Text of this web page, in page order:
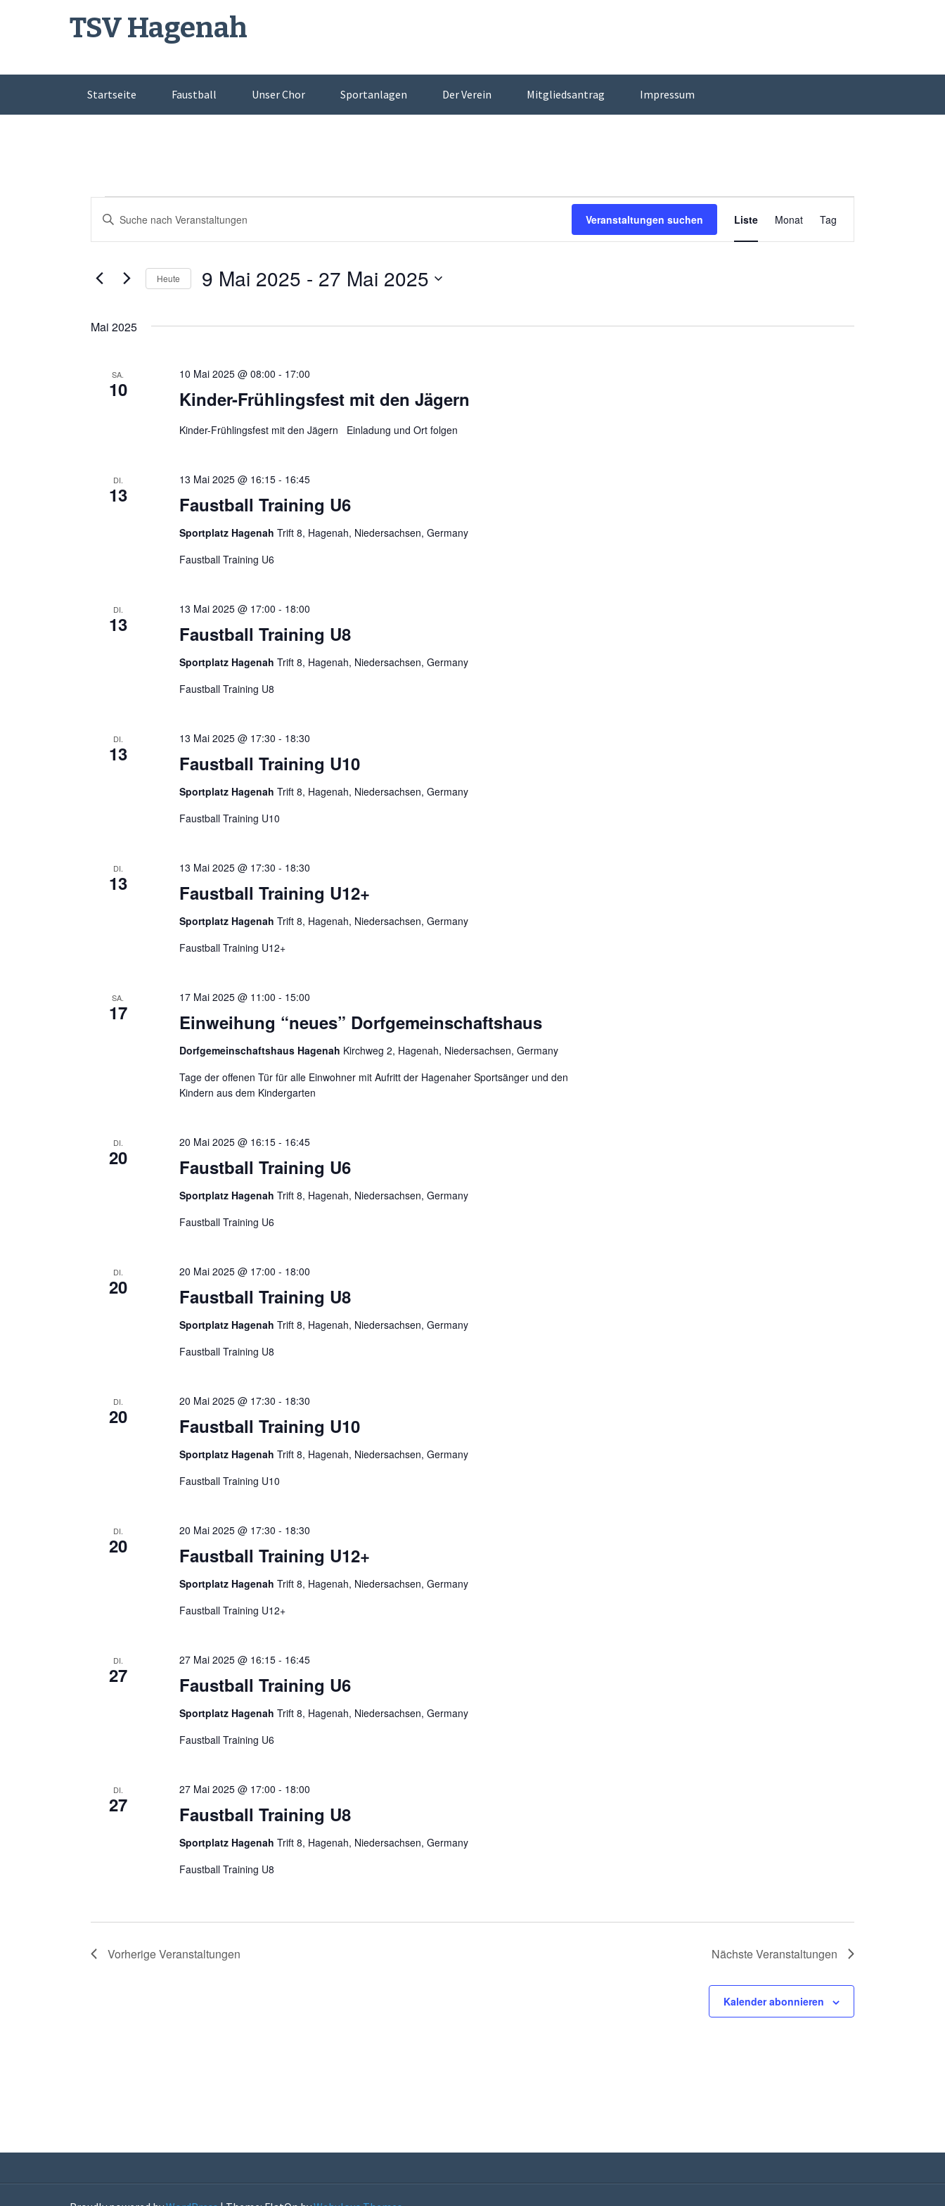
TSV Hagenah
Startseite Faustball Unser Chor Sportanlagen Der Verein Mitgliedsantrag Impressum
Veranstaltungen
Veranstaltungen
Suche
und
Navigation
Bitte
nach
Veranstaltungen suchen
Ansichten-
Liste Monat Tag
Heute 9 Mai 2025 - 27 Mai 2025
Mai 2025
SA.
10 Kinder-Frühlingsfest mit den Jägern
10 Mai 2025 @ 08:00 - 17:00
Kinder-Frühlingsfest mit den Jägern Einladung und Ort folgen
DI.
13 Faustball Training U6
13 Mai 2025 @ 16:15- 16:45
Sportplatz Hagenah Trift 8, Hagenah, Niedersachsen, Germany
Faustball Training U6
DI.
13 Faustball Training U8
13 Mai 2025 @ 17:00 - 18:00
Sportplatz Hagenah Trift 8, Hagenah, Niedersachsen, Germany
Faustball Training U8
DI.
13 Faustball Training U10
13 Mai 2025 @ 17:30 - 18:30
Sportplatz Hagenah Trift 8, Hagenah, Niedersachsen, Germany
Faustball Training U10
DI.
13 Faustball Training U12+
13 Mai 2025 @ 17:30 - 18:30
Sportplatz Hagenah Trift 8, Hagenah, Niedersachsen, Germany
Faustball Training U12+
SA.
17 Einweihung “neues” Dorfgemeinschaftshaus
17 Mai 2025 @ 11:00 - 15:00
Dorfgemeinschaftshaus Hagenah Kirchweg 2, Hagenah, Niedersachsen, Germany
Tage der offenen Tür für alle Einwohner mit Aufritt der Hagenaher Sportsänger und den
Kindern aus dem Kindergarten
DI.
20 Faustball Training U6
20 Mai 2025 @ 16:15- 16:45
Sportplatz Hagenah Trift 8, Hagenah, Niedersachsen, Germany
Faustball Training U6
DI.
20 Faustball Training U8
20 Mai 2025 @ 17:00 - 18:00
Sportplatz Hagenah Trift 8, Hagenah, Niedersachsen, Germany
Faustball Training U8
DI.
20 Faustball Training U10
20 Mai 2025 @ 17:30 - 18:30
Sportplatz Hagenah Trift 8, Hagenah, Niedersachsen, Germany
Faustball Training U10
DI.
20 Faustball Training U12+
20 Mai 2025 @ 17:30 - 18:30
Sportplatz Hagenah Trift 8, Hagenah, Niedersachsen, Germany
Faustball Training U12+
DI.
27 Faustball Training U6
27 Mai 2025 @ 16:15- 16:45
Sportplatz Hagenah Trift 8, Hagenah, Niedersachsen, Germany
Faustball Training U6
DI.
27 Faustball Training U8
27 Mai 2025 @ 17:00 - 18:00
Sportplatz Hagenah Trift 8, Hagenah, Niedersachsen, Germany
Faustball Training U8
VorherigeVeranstaltungen NächsteVeranstaltungen
Kalender abonnieren